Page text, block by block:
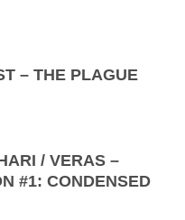
– THE PLAGUE
/ VERAS –
#1: CONDENSED